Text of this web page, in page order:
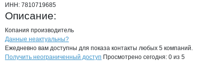
ИНН: 7810719685
Описание:
Копания производитель
Контактыкомпании
+7(800)000-00-..
Данные неактуальны?
Ежедневно вам доступны для показа контакты любых 5 компаний.
Получить неограниченный доступ Просмотрено сегодня: 0 из 5